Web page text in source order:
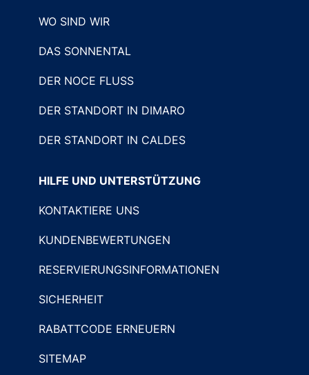
WO SIND WIR
DAS SONNENTAL
DER NOCE FLUSS
DER STANDORT IN DIMARO
DER STANDORT IN CALDES
HILFE UND UNTERSTÜTZUNG
KONTAKTIERE UNS
KUNDENBEWERTUNGEN
RESERVIERUNGSINFORMATIONEN
SICHERHEIT
RABATTCODE ERNEUERN
SITEMAP